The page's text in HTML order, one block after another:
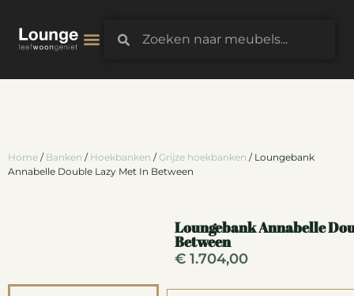
Home / Banken / Hoekbanken /Grijze hoekbanken / Loungebank
Annabelle Double Lazy Met In Between
Loungebank Annabelle
Between
€1.704,00